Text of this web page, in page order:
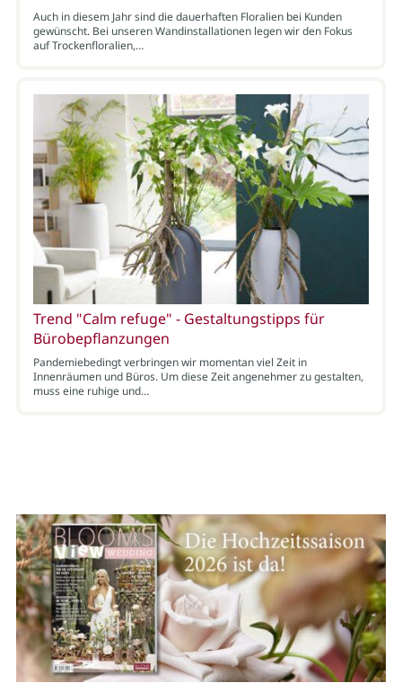
Auch in diesem Jahr sind die dauerhaften Floralien bei Kunden
gewünscht. Bei unseren Wandinstallationen legen wir den Fokus
auf Trockenfloralien,…
Trend "Calm refuge" - Gestaltungstipps für
Bürobepflanzungen
Pandemiebedingt verbringen wir momentan viel Zeit in
Innenräumen und Büros. Um diese Zeit angenehmer zu gestalten,
muss eine ruhige und…